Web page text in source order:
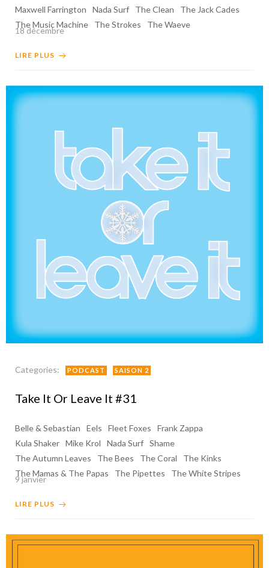
Maxwell Farrington
Nada Surf The Clean
The Jack Cades
The Music Machine
The Strokes The Waeve
18 décembre
LIRE PLUS
Categories: PODCAST SAISON 2
Take It Or Leave It #31
Belle & Sebastian Eels Fleet Foxes
Frank Zappa
Kula Shaker Mike Krol Nada Surf Shame
The Autumn Leaves
The Bees The Coral
The Kinks
The Mamas & The Papas
The Pipettes The White Stripes
9 janvier
LIRE PLUS